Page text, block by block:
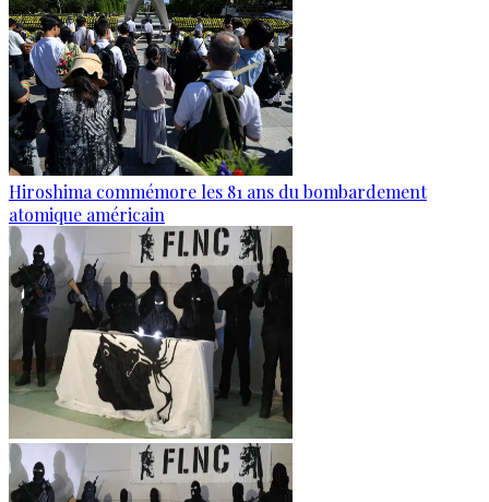
Hiroshima commémore les 81 ans du bombardement
atomique américain